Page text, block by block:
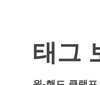
태그